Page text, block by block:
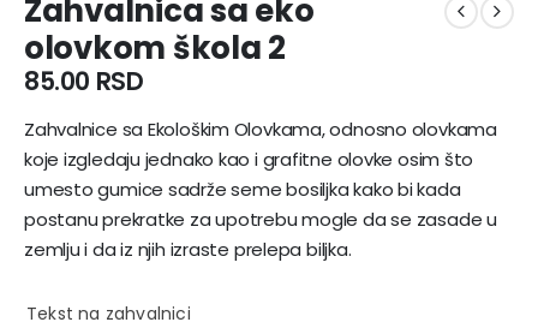
Zahvalnica sa eko
olovkom škola 2
85.00 RSD
Zahvalnice sa Ekološkim Olovkama, odnosno olovkama
koje izgledaju jednako kao i grafitne olovke osim što
umesto gumice sadrže seme bosiljka kako bi kada
postanu prekratke za upotrebu mogle da se zasade u
zemlju i da iz njih izraste prelepa biljka.
Tekst na zahvalnici